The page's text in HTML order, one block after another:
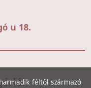
u 18.
féltől származó